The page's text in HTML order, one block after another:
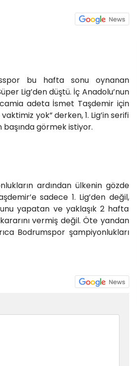
bu hafta sonu oynanan
Lig’den düştü. İç Anadolu’nun
adeta İsmet Taşdemir için
yok” derken, 1. Lig’in serifi
başında görmek istiyor.
ardından ülkenin gözde
sadece 1. Lig’den değil,
yapatan ve yaklaşık 2 hafta
vermiş değil. Öte yandan
Bodrumspor şampiyonlukları